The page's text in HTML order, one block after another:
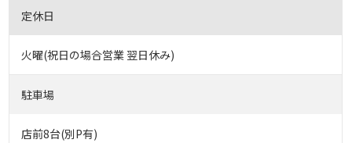
定休日
火曜(祝日の場合営業 翌日休み)
駐車場
店前8台(別P有)